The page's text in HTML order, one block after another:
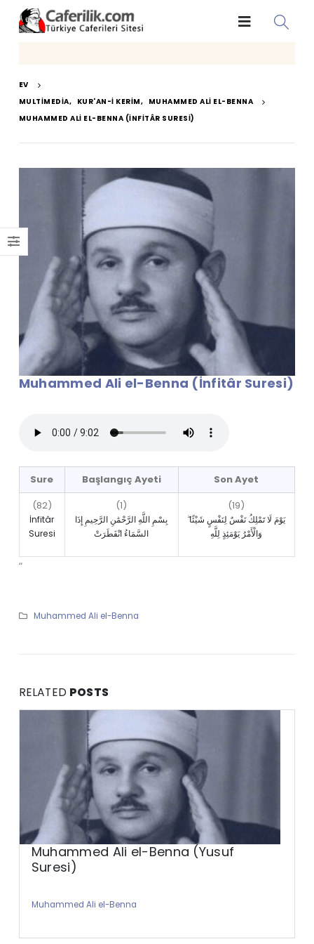
EV
MULTIMEDIA, KUR'AN-I KERIM, MUHAMMED ALI EL-BENNA
MUHAMMED ALI EL-BENNA (İNFITÂR SURESI)
Muhammed Ali el-Benna (İnfitâr Suresi)
Sure Başlangıç Ayeti
Son Ayet
(82)
İnfitâr
Suresi
(1)
بِسْمِ اللَّهِ الرَّحْمَٰنِ الرَّحِيمِ إِذَا
السَّمَاءُ انْفَطَرَتْ
(19)
يَوْمَ لَا تَمْلِكُ نَفْسٌ لِنَفْسٍ شَيْئًا ۖ
وَالْأَمْرُ يَوْمَئِذٍ لِلَّهِ
“
Muhammed Ali el-Benna
RELATED POSTS
Muhammed Ali el-Benna (Yusuf
Suresi)
Muhammed Ali el-Benna